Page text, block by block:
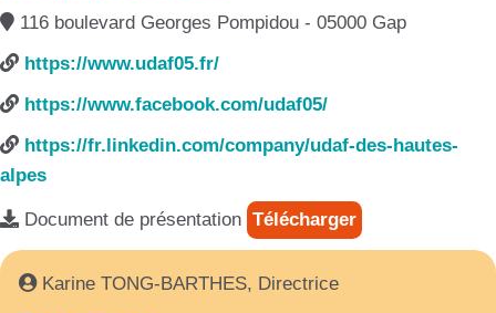
116 boulevard Georges Pompidou - 05000 Gap
https://www.udaf05.fr/
https://www.facebook.com/udaf05/
https://fr.linkedin.com/company/udaf-des-hautes-
alpes
Document de présentation Télécharger
Karine TONG-BARTHES, Directrice